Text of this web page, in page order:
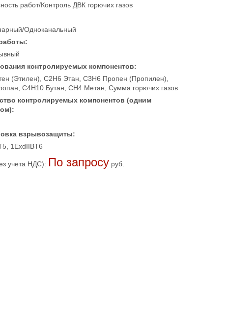
работ/Контроль ДВК горючих газов
Одноканальный
контролируемых компонентов:
(Этилен), C2H6 Этан, C3H6 Пропен (Пропилен),
C4H10 Бутан, CH4 Метан, Сумма горючих газов
контролируемых компонентов (одним
взрывозащиты:
1ExdIIBT6
учета НДС): По запросу руб.